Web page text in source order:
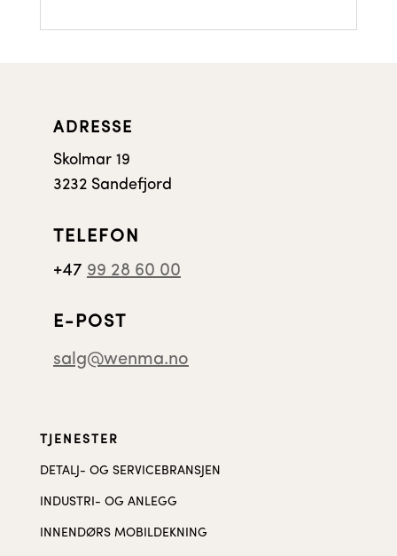
ADRESSE
Skolmar 19
3232 Sandefjord
TELEFON
+47 99 28 60 00
E-POST
salg@wenma.no
TJENESTER
DETALJ- OG SERVICEBRANSJEN
INDUSTRI- OG ANLEGG
INNENDØRS MOBILDEKNING